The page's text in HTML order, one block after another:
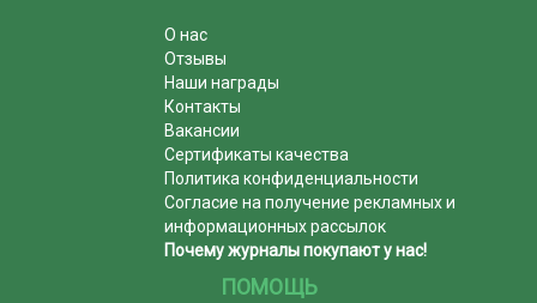
О нас
Отзывы
Наши награды
Контакты
Вакансии
Сертификаты качества
Политика конфиденциальности
Согласие на получение рекламных и
информационных рассылок
Почему журналы покупают у нас!
ПОМОЩЬ